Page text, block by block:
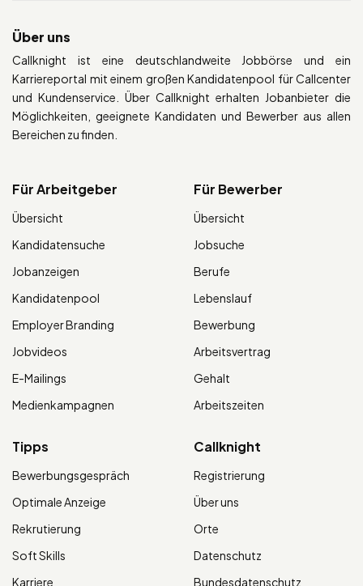
Über uns
Callknight ist eine deutschlandweite Jobbörse und ein
Karriereportal mit einem großen Kandidatenpool für Callcenter
und Kundenservice. Über Callknight erhalten Jobanbieter die
Möglichkeiten, geeignete Kandidaten und Bewerber aus allen
Bereichen zu finden.
Für Arbeitgeber
Übersicht
Kandidatensuche
Jobanzeigen
Kandidatenpool
Employer Branding
Jobvideos
E-Mailings
Medienkampagnen
Für Bewerber
Übersicht
Jobsuche
Berufe
Lebenslauf
Bewerbung
Arbeitsvertrag
Gehalt
Arbeitszeiten
Tipps
Bewerbungsgespräch
Optimale Anzeige
Rekrutierung
Soft Skills
Karriere
Callknight
Registrierung
Über uns
Orte
Datenschutz
Bundesdatenschutz